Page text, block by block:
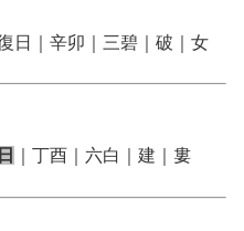
復日｜辛卯｜三碧｜破｜女
｜丁酉｜六白｜建｜婁